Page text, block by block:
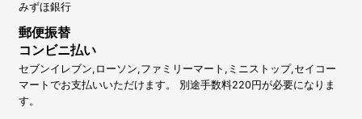
みずほ銀行
郵便振替
コンビニ払い
セブンイレブン,ローソン,ファミリーマート,ミニストップ,セイコー
マートでお支払いいただけます。 別途手数料220円が必要になりま
す。